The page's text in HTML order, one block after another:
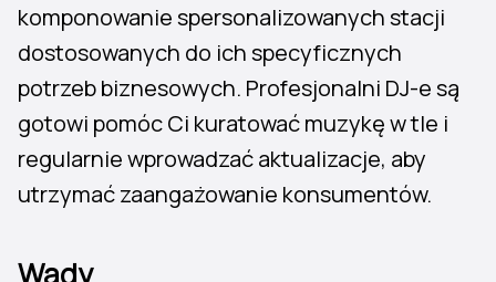
komponowanie spersonalizowanych stacji
dostosowanych do ich specyficznych
potrzeb biznesowych. Profesjonalni DJ-e są
gotowi pomóc Ci kuratować muzykę w tle i
regularnie wprowadzać aktualizacje, aby
utrzymać zaangażowanie konsumentów.